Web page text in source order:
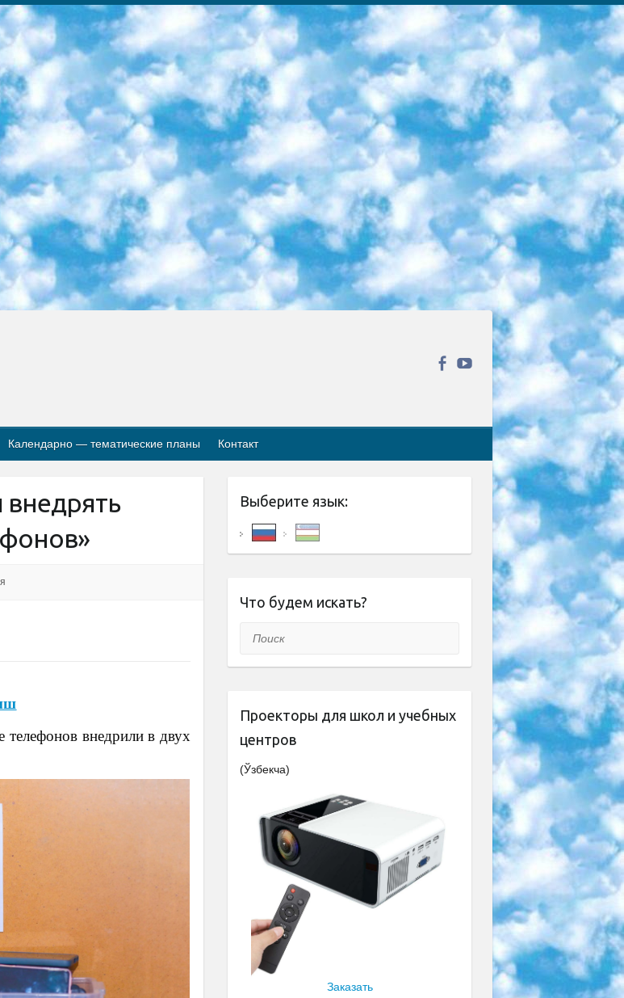
9 классов общесредних образовательных учреждений. Экзамены по предмету «Образование, квалификация медицина» 1-6 мая 2024 года. сотрудники перевести под присмотр (с отклонениями в физическом или умственном развитии) специализированная школа для детей, школы-интернаты и со сколиозом школы-интернаты санаторного типа для больных детей исключены). 9. Он был слепым, слабовидящим и имел нарушения опорно-двигательного аппарата. экзамены в специализированных школах и интернатах для детей должны проводиться исходя из требований, предъявляемых к общеобразовательным учреждениям (физкультура кроме науки). 10. Специализированная школа для глухих и слабослышащих детей. и экзамены в интернатах и быть реализован в виде письменного теста по математике. 11. Специальность для умственно отсталых детей. Для 9 класса Родной язык и литературное письмо Государственный язык (язык обучения – узбекский). для неклассов) написано Математическое письмо Письменная/устная история Узбекистана Физическое воспитание практично Итоговый контроль Для 11 класса Написание родного языка и литературы (эссе) Математическое письмо Узбекский язык (обучение на узбекском языке) не посещающее общее среднее образование для учреждений)/Образовательное учреждение выбор письменный и устный Иностранный язык письменный/устный Письменная/устная история Узбекистана *По выбору студента:  Химия  Физика  Основы государственного права  География 10 бесплатных образовательных ресурсов - Мы составили подборку онлайн-проектов с интерактивными упражнениями, видеолекциями и статьями. Они помогут вам обрести новые и освежить старые знания бесплатно. 1. «ИНТУИТ» Старейшая образовательная площадка Рунета. Здесь вы найдёте сотни текстовых и видеокурсов на десятки различных тем — от программирования до психологии. Многие курсы подготовлены российскими университетами и крупными международными компаниями вроде Intel и Microsoft. Самостоятельное обучение бесплатное, но желающие могут оплатить услуги персональных наставников. 2. «Смартия» знакомит с актуальными профессиями и подсказывает, как им обучаться. Выбрав заинтересовавшую вас специальность — SMM-специалист, фотограф, веб-дизайнер или другую, — увидите список необходимых для неё умений. Чтобы вы могли освоить их самостоятельно, для каждого умения площадка отображает подборку ссылок на учебные материалы. Хотя «Смартия» ориентируется на русскоязычную аудиторию, часть контента всё же доступна только на английском. 3. «Лекторий Физтеха» Проект Московского физико-технического института (Физтеха). С его помощью вы можете смотреть онлайн серии лекций, записанные на видео в этом вузе. В числе доступных предметов — физика, биология, химия, информационные технологии и другие. К некоторым лекциям администрация ресурса прилагает готовые конспекты, которые можно скачивать в PDF-формате. 4. ITMOcourses Онлайн-площадка Санкт-Петербургского национального исследовательского университета информационных технологий, механики и оптики (ИТМО). Ресурс предоставляет свободный доступ к курсам, разработанным в этом вузе. Каталог материалов разбит на четыре категории: «Оптические системы и технологии», «Приборостроение и робототехника», «Информационные технологии» и «Биотехнологии». Курсы состоят из видеолекций, интерактивных демонстраций и заданий. 5. «КиберЛенинка» Электронная научная библиотека открытого доступа. Каталог площадки регулярно обрастает текстами статей из различных научных изданий. Сгруппированные по журналам и рубрикам публикации можно читать онлайн или скачивать целиком в PDF-формате. Проект нацелен на популяризацию науки за счёт открытого доступа к качественной информации. 6. «ПостНаука» На этом ресурсе публикуют подборки видеолекций, составленные экспертами из разных отраслей и объединённые общими темами. Среди них, к примеру, есть серии «Биоинформатика и геномика», «Культура средневековой Скандинавии» и Cinema Studies о теории кино. Каждая подборка лекций — логически связанная история, рассказанная экспертом от первого лица. Кроме того, на сайте появляются научно-образовательные статьи и тесты на разные темы. 7. «Newочём» Команда проекта «Newочём» отбирает самые интересные тексты из англоязычных СМИ и переводит те из них, за которые голосуют участники сообщества «ВКонтакте». По большей части это научно-популярные статьи. Редакторы придумывают лишь заголовки, в остальном содержание переводов соответствует оригиналам. Полные тексты можно читать прямо в социальной сети. 8. InternetUrok Онлайн-база материалов по основным дисциплинам школьной программы. Информация на сайте структурирована по классам, предметам и темам (урокам). Каждый урок состоит из видеолекций и конспектов. Есть также интерактивные тренажёры и тесты для закрепления пройденного материала. Даже если вы давно окончили школу, возможность повторить программу старших классов всегда может пригодиться. 9. Edutainme Ещё один ресурс об образовании. В отличие от Newtonew, как мне кажется, Edutainme больше ориентируется на представителей индустрии: педагогов, предпринимателей, разработчиков образовательных проектов. Но и любой, кто просто стремится к саморазвитию, найдёт на сайте много полезного и интересного для себя. Например, информацию о новых курсах и образовательных сервисах. 10. Newtonew Онлайн-медиа об образовании и обучении в широком смысле. Авторы Newtonew пишут об инструментах, заведениях, тактиках и стратегиях, которые помогают учить других и получать новые знания самостоятельно. На этой площадке вы найдёте новости, обзоры, аналитические мат
Календарно — тематические планы Контакт
внедрять
внедрили в двух
Выберите язык:
Что будем искать?
Поиск
Проекторы для школ и учебных
центров
(Ўзбекча)
Заказать